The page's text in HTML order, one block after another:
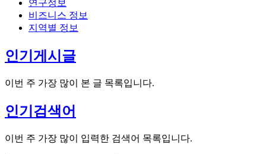
연구정보
비즈니스 정보
지역별 정보
인기게시글
이번 주 가장 많이 본 글 목록입니다.
인기검색어
이번 주 가장 많이 입력한 검색어 목록입니다.